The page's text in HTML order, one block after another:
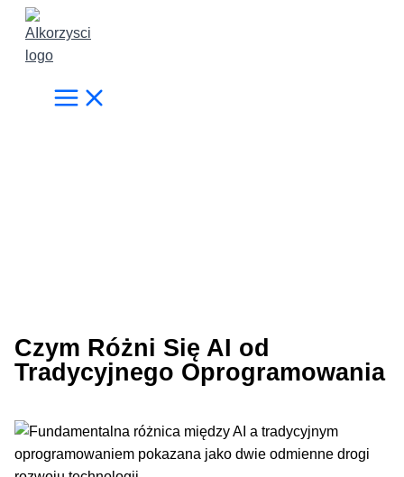
Przejdź
treści
Czym Różni Się AI od
Tradycyjnego Oprogramowania